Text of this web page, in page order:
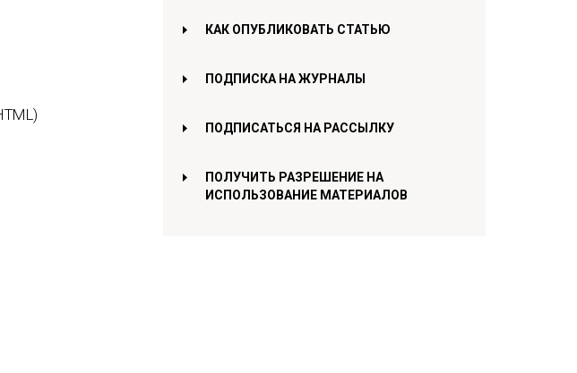
КАК ОПУБЛИКОВАТЬ СТАТЬЮ
ПОДПИСКА НА ЖУРНАЛЫ
ПОДПИСАТЬСЯ НА РАССЫЛКУ
ПОЛУЧИТЬ РАЗРЕШЕНИЕ НА
ИСПОЛЬЗОВАНИЕ МАТЕРИАЛОВ